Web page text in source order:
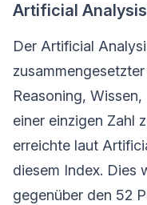
Artificial
Der Artificial
Reasoning,
einer einzigen Zahl
erreichte laut
diesem Index. Dies
gegenüber den 52